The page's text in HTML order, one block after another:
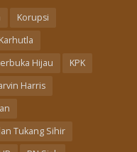
Korupsi
Hijau
KPK
Harris
Tukang Sihir